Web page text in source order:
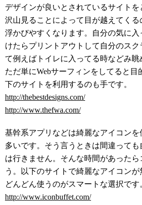
デザインが良いとされているサイトを
沢山見ることによって目が越えてく
浮かびやすくなります。自分の気に
けたらプリントアウトして自分のス
て例えばトイレに入ってる時などみ眺
ただ単にWebサーフィンをしてると目
下のサイトを利用するのも手です。
http://thebestdesigns.com/
http://www.thefwa.com/
基幹系アプリなどは綺麗なアイコン
多いです。そう言うときは間違って
は行きません。そんな時間があったら
う。以下のサイトで綺麗なアイコン
どんどん使うのがスマートな選択です
http://www.iconbuffet.com/